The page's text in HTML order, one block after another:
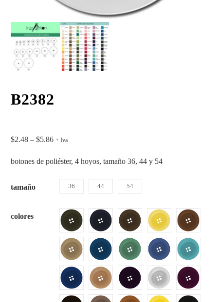
B2382
$2.48 – $5.86 + Iva
botones de poliéster, 4 hoyos, tamaño 36, 44 y 54
tamaño 36 44 54
colores